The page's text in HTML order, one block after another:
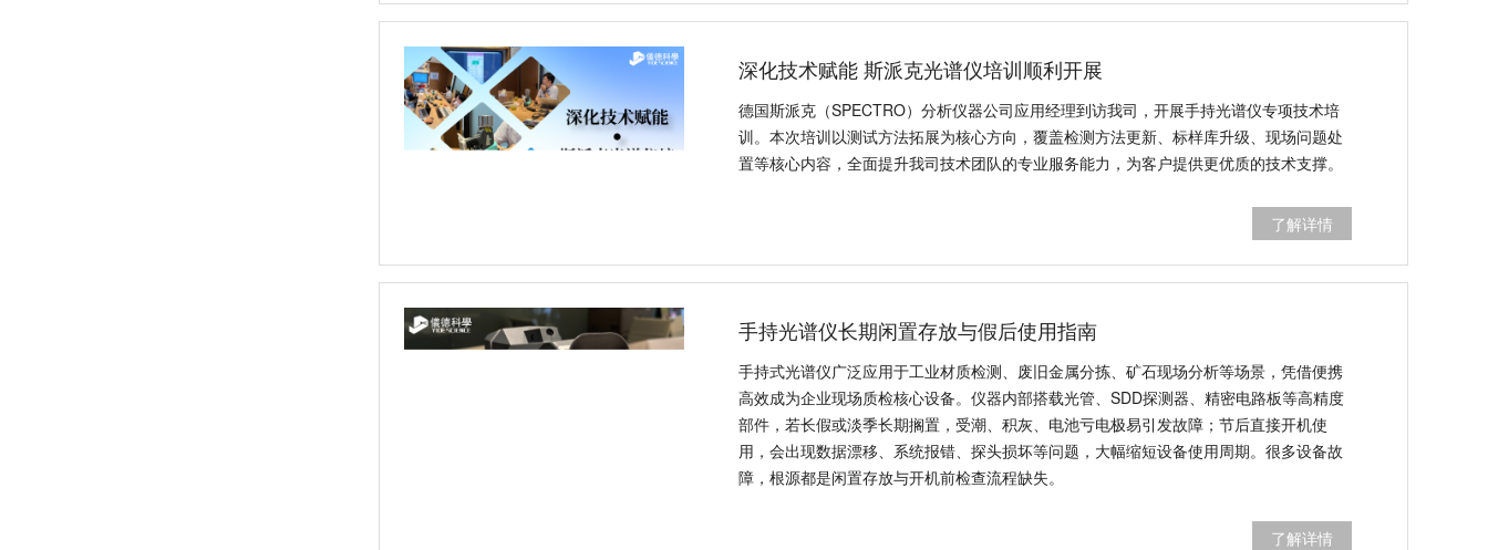
深化技术赋能 斯派克光谱仪培训顺利开展
德国斯派克（SPECTRO）分析仪器公司应用经理到访我司，开展手持光谱仪专项技术培
训。本次培训以测试方法拓展为核心方向，覆盖检测方法更新、标样库升级、现场问题处
置等核心内容，全面提升我司技术团队的专业服务能力，为客户提供更优质的技术支撑。
了解详情
手持光谱仪长期闲置存放与假后使用指南
手持式光谱仪广泛应用于工业材质检测、废旧金属分拣、矿石现场分析等场景，凭借便携
高效成为企业现场质检核心设备。仪器内部搭载光管、SDD探测器、精密电路板等高精度
部件，若长假或淡季长期搁置，受潮、积灰、电池亏电极易引发故障；节后直接开机使
用，会出现数据漂移、系统报错、探头损坏等问题，大幅缩短设备使用周期。很多设备故
障，根源都是闲置存放与开机前检查流程缺失。
了解详情